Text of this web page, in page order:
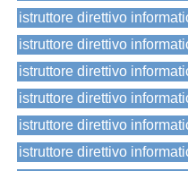
istruttore direttivo
istruttore direttivo
istruttore direttivo
istruttore direttivo
istruttore direttivo
istruttore direttivo